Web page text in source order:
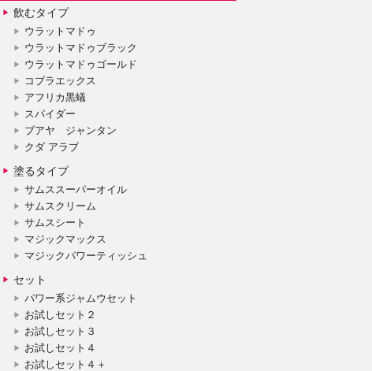
飲むタイプ
ウラットマドゥ
ウラットマドゥブラック
ウラットマドゥゴールド
コブラエックス
アフリカ黒蟻
スパイダー
ブアヤ ジャンタン
クダ アラブ
塗るタイプ
サムススーパーオイル
サムスクリーム
サムスシート
マジックマックス
マジックパワーティッシュ
セット
パワー系ジャムウセット
お試しセット２
お試しセット３
お試しセット４
お試しセット４＋